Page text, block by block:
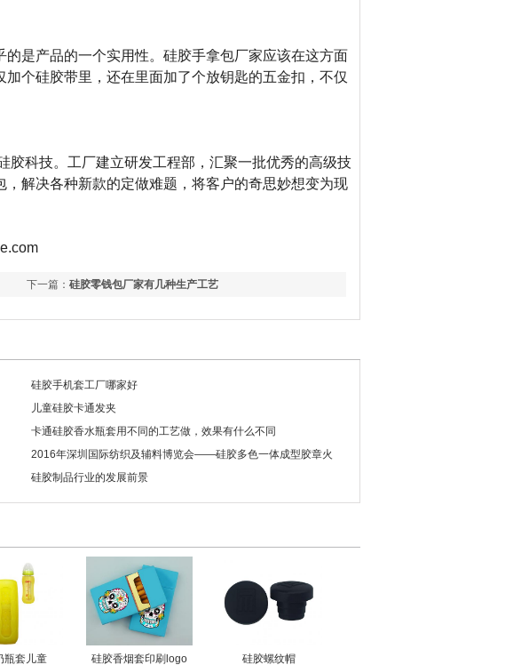
是产品的一个实用性。硅胶手拿包厂家应该在这方面
个硅胶带里，还在里面加了个放钥匙的五金扣，不仅
科技。工厂建立研发工程部，汇聚一批优秀的高级技
解决各种新款的定做难题，将客户的奇思妙想变为现
下一篇： 硅胶零钱包厂家有几种生产工艺
硅胶手机套工厂哪家好
儿童硅胶卡通发夹
卡通硅胶香水瓶套用不同的工艺做，效果有什么不同
2016年深圳国际纺织及辅料博览会——硅胶多色一体成型胶章火
了！
硅胶制品行业的发展前景
瓶套儿童 硅胶香烟套印刷logo 硅胶螺纹帽